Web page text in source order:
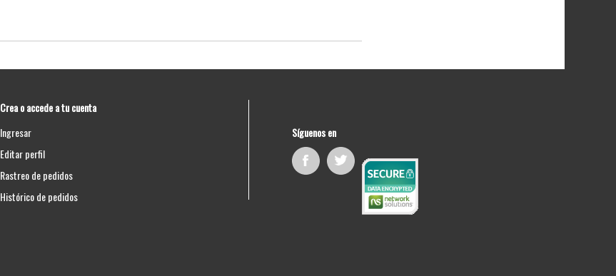
Crea o accede a tu cuenta
Ingresar
Editar perfil
Rastreo de pedidos
Histórico de pedidos
Síguenos en